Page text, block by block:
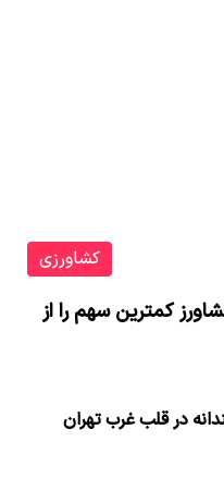
کشاورزی
کمترین سهم را از
در قلب غرب تهران